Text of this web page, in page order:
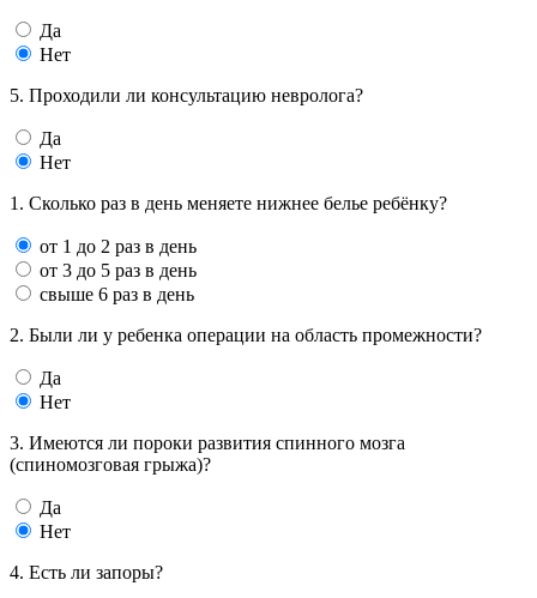
Да
Нет
5. Проходили ли консультацию невролога?
Да
Нет
1. Сколько раз в день меняете нижнее белье ребёнку?
от 1 до 2 раз в день
от 3 до 5 раз в день
свыше 6 раз в день
2. Были ли у ребенка операции на область промежности?
Да
Нет
3. Имеются ли пороки развития спинного мозга
(спиномозговая грыжа)?
Да
Нет
4. Есть ли запоры?